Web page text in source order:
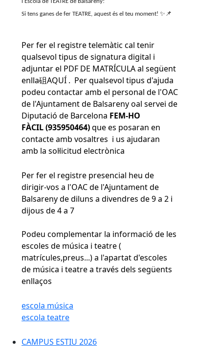
Si tens ganes de fer TEATRE, aquest és el teu moment! ✨📌
Per fer el registre telemàtic cal tenir
qualsevol tipus de signatura digital i
adjuntar el PDF DE MATRÍCULA al següent
enlla砠AQUÍ . Per qualsevol tipus d'ajuda
podeu contactar amb el personal de l'OAC
de l'Ajuntament de Balsareny oal servei de
Diputació de Barcelona FEM-HO
FÀCIL (935950464)que es posaran en
contacte amb vosaltres i us ajudaran
amb la sol·licitud electrònica
Per fer el registre presencial heu de
dirigir-vos a l'OAC de l'Ajuntament de
Balsareny de diluns a divendres de 9 a 2 i
dijous de 4 a 7
Podeu complementar la informació de les
escoles de música i teatre (
matrícules,preus...) a l'apartat d'escoles
de música i teatre a través dels següents
enllaços
escola música
escola teatre
CAMPUS ESTIU 2026
CAMPUS ESTIU 2026